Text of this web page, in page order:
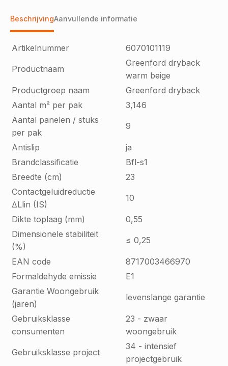
BeschrijvingAanvullende informatie
Artikelnummer 6070101119
Productnaam
Greenford dryback
warm beige
Productgroep naam
Greenford dryback
Aantal m² per pak
3,146
Aantal panelen / stuks
per pak
9
Antislip
ja
Brandclassificatie
Bfl-s1
Breedte (cm)
23
Contactgeluidreductie
∆Llin (IS)
10
Dikte toplaag (mm)
0,55
Dimensionele stabiliteit
(%)
≤ 0,25
EAN code
8717003466970
Formaldehyde emissie
E1
Garantie Woongebruik
(jaren)
levenslange garantie
Gebruiksklasse
consumenten
23 - zwaar
woongebruik
Gebruiksklasse project
34 - intensief
projectgebruik